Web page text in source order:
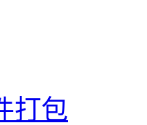
打包